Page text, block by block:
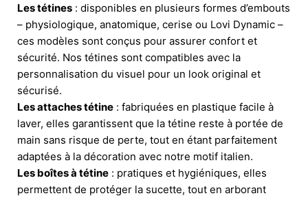
Les tétines : disponibles en plusieurs formes d’embouts
– physiologique, anatomique, cerise ou Lovi Dynamic –
ces modèles sont conçus pour assurer confort et
sécurité. Nos tétines sont compatibles avec la
personnalisation du visuel pour un look original et
sécurisé.
Les attaches tétine : fabriquées en plastique facile à
laver, elles garantissent que la tétine reste à portée de
main sans risque de perte, tout en étant parfaitement
adaptées à la décoration avec notre motif italien.
Les boîtes à tétine : pratiques et hygiéniques, elles
permettent de protéger la sucette, tout en arborant